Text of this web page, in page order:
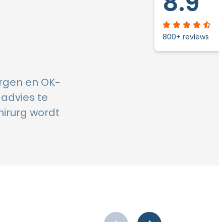
800+ reviews
en OK-
te
wordt